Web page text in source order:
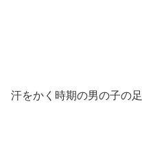
汗をかく時期の男の子の